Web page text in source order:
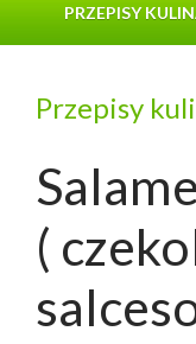
PRZEPISY
Przepisy
(